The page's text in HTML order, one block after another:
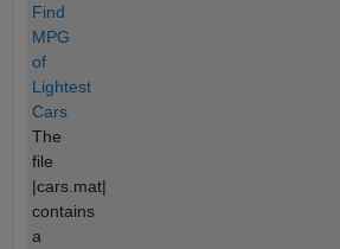
Find
MPG
of
Lightest
Cars
The
file
|cars.mat|
contains
a